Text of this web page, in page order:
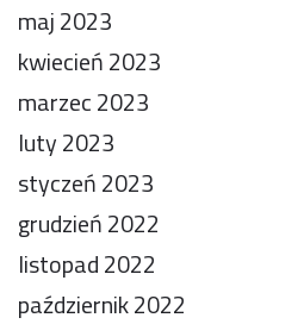
maj 2023
kwiecień 2023
marzec 2023
luty 2023
styczeń 2023
grudzień 2022
listopad 2022
październik 2022